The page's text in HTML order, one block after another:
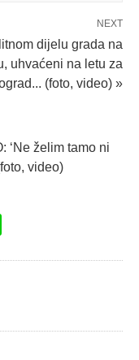
NEXT
dijelu grada na
uhvaćeni na letu za
(foto, video) »
‘Ne želim tamo ni
video)